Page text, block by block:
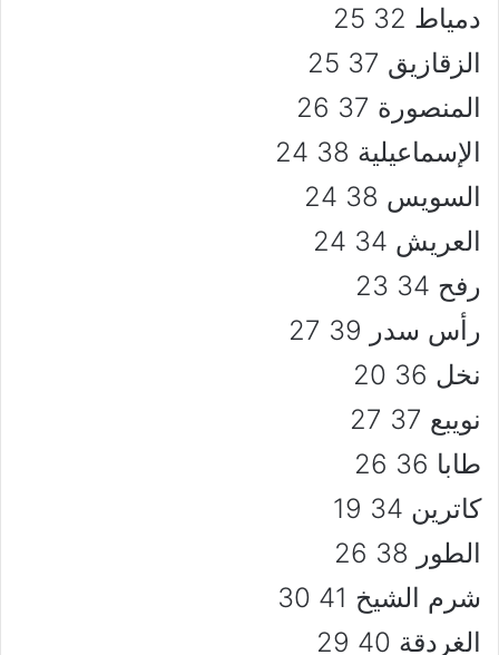
دمياط 32 25
الزقازيق 37 25
المنصورة 37 26
الإسماعيلية 38 24
السويس 38 24
العريش 34 24
رفح 34 23
رأس سدر 39 27
نخل 36 20
نويبع 37 27
طابا 36 26
كاترين 34 19
الطور 38 26
شرم الشيخ 41 30
الغردقة 40 29